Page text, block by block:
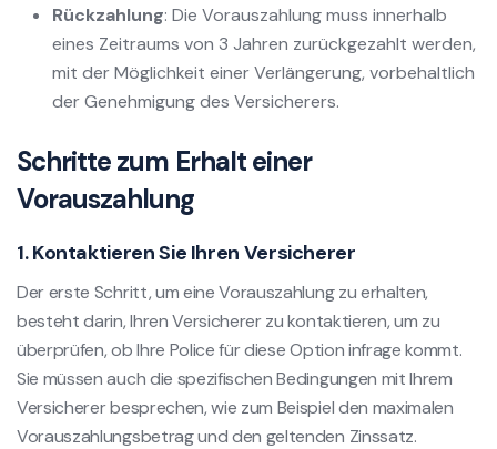
Rückzahlung: Die Vorauszahlung muss innerhalb
eines Zeitraums von 3 Jahren zurückgezahlt werden,
mit der Möglichkeit einer Verlängerung, vorbehaltlich
der Genehmigung des Versicherers.
Schritte zum Erhalt einer
Vorauszahlung
1. Kontaktieren Sie Ihren Versicherer
Der erste Schritt, um eine Vorauszahlung zu erhalten,
besteht darin, Ihren Versicherer zu kontaktieren, um zu
überprüfen, ob Ihre Police für diese Option infrage kommt.
Sie müssen auch die spezifischen Bedingungen mit Ihrem
Versicherer besprechen, wie zum Beispiel den maximalen
Vorauszahlungsbetrag und den geltenden Zinssatz.